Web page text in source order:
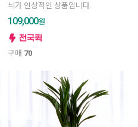
늬가 인상적인 상품입니다.
109,000원
구매 70